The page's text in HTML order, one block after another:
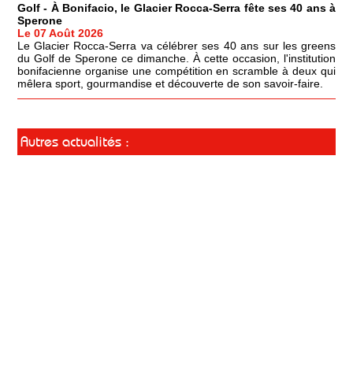
Golf - À Bonifacio, le Glacier Rocca-Serra fête ses 40 ans à
Sperone
Le 07 Août 2026
Le Glacier Rocca-Serra va célébrer ses 40 ans sur les greens
du Golf de Sperone ce dimanche. À cette occasion, l'institution
bonifacienne organise une compétition en scramble à deux qui
mêlera sport, gourmandise et découverte de son savoir-faire.
Autres actualités :